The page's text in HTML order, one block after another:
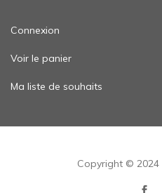
Connexion
Voir le panier
Ma liste de souhaits
Copyright © 2024